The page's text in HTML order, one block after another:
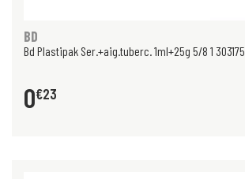
BD
Bd Plastipak Ser.+aig.tuberc. 1ml+25g 5/8 1 303175
0€23